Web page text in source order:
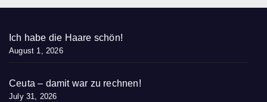
Ich habe die Haare schön!
August 1, 2026
Ceuta – damit war zu rechnen!
July 31, 2026